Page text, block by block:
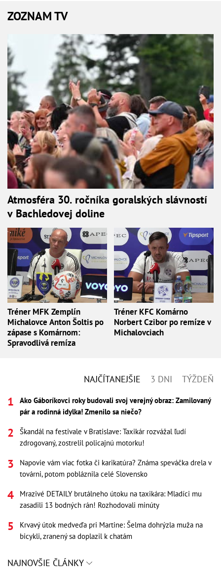
ZOZNAM TV
Atmosféra 30. ročníka goralských slávností
v Bachledovej doline
Tréner MFK Zemplín
Michalovce Anton Šoltis po
zápase s Komárnom:
Spravodlivá remíza
Tréner KFC Komárno
Norbert Czibor po remíze v
Michalovciach
NAJČÍTANEJŠIE 3 DNI TÝŽDEŇ
Ako Gáboríkovci roky budovali svoj verejný obraz: Zamilovaný
pár a rodinná idylka! Zmenilo sa niečo?
Škandál na festivale v Bratislave: Taxikár rozvážal ľudí
zdrogovaný, zostrelil policajnú motorku!
Napovie vám viac fotka či karikatúra? Známa speváčka drela v
továrni, potom pobláznila celé Slovensko
Mrazivé DETAILY brutálneho útoku na taxikára: Mladíci mu
zasadili 13 bodných rán! Rozhodovali minúty
Krvavý útok medveďa pri Martine: Šelma dohrýzla muža na
bicykli, zranený sa doplazil k chatám
NAJNOVŠIE ČLÁNKY